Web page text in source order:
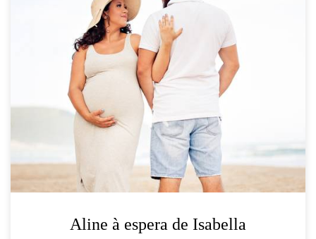
Aline à espera de Isabella